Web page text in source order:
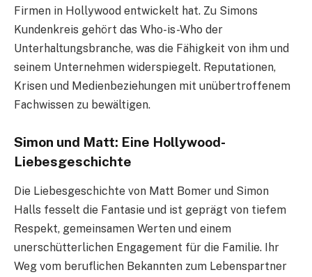
Firmen in Hollywood entwickelt hat. Zu Simons
Kundenkreis gehört das Who-is-Who der
Unterhaltungsbranche, was die Fähigkeit von ihm und
seinem Unternehmen widerspiegelt. Reputationen,
Krisen und Medienbeziehungen mit unübertroffenem
Fachwissen zu bewältigen.
Simon und Matt: Eine Hollywood-
Liebesgeschichte
Die Liebesgeschichte von Matt Bomer und Simon
Halls fesselt die Fantasie und ist geprägt von tiefem
Respekt, gemeinsamen Werten und einem
unerschütterlichen Engagement für die Familie. Ihr
Weg vom beruflichen Bekannten zum Lebenspartner